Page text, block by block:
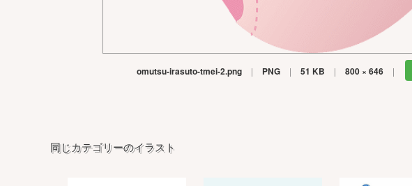
omutsu-irasuto-tmei-2.png | PNG | 51 KB | 800 × 646 |
同じカテゴリーのイラスト